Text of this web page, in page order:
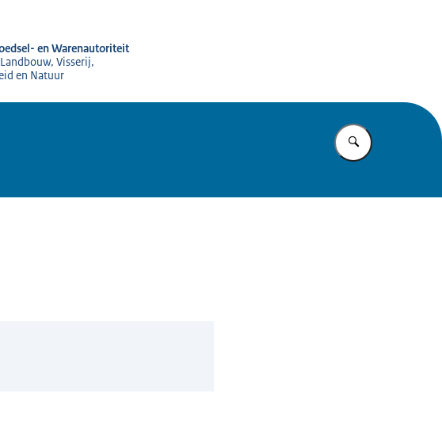
en Warenautoriteit
Visserij,
en Natuur
Vul in wat u